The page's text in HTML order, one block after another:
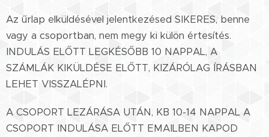
Az űrlap elküldésével jelentkezésed SIKERES, benne
vagy a csoportban, nem megy ki külön értesítés.
INDULÁS ELŐTT LEGKÉSŐBB 10 NAPPAL, A
SZÁMLÁK KIKÜLDÉSE ELŐTT, KIZÁRÓLAG ÍRÁSBAN
LEHET VISSZALÉPNI.
A CSOPORT LEZÁRÁSA UTÁN, KB 10-14 NAPPAL A
CSOPORT INDULÁSA ELŐTT EMAILBEN KAPOD